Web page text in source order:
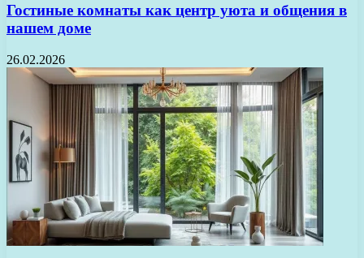
Гостиные комнаты как центр уюта и общения в
нашем доме
26.02.2026